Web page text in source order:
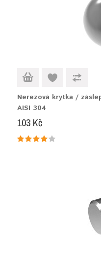
Nerezová krytka /
AISI 304
103 Kč